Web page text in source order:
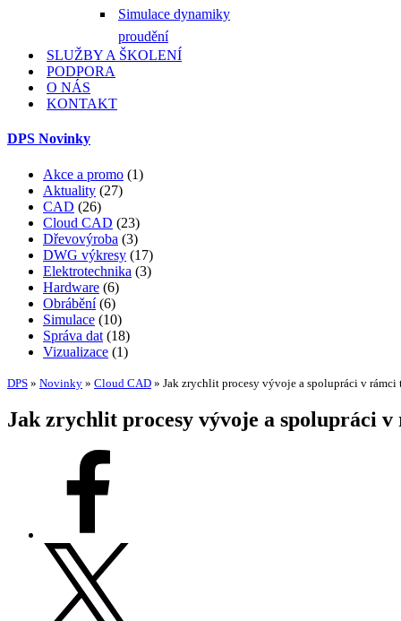
Simulace dynamiky
proudění
SLUŽBY A ŠKOLENÍ
PODPORA
O NÁS
KONTAKT
DPS Novinky
Akce a promo (1)
Aktuality (27)
CAD (26)
Cloud CAD (23)
Dřevovýroba (3)
DWG výkresy (17)
Elektrotechnika (3)
Hardware (6)
Obrábění(6)
Simulace (10)
Správa dat (18)
Vizualizace (1)
DPS » Novinky » Cloud CAD » Jak zrychlit procesy vývoje a spolupráci v rámci
Jak zrychlit procesy vývoje a spolupráci